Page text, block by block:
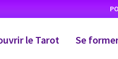
le Tarot Se